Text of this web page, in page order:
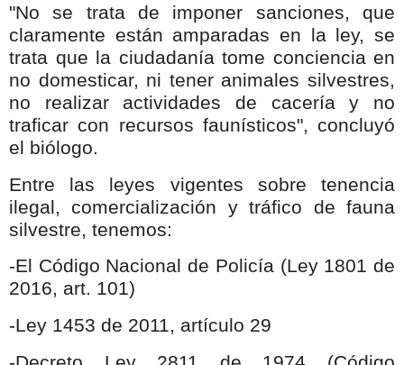
"No se trata de imponer sanciones, que
claramente están amparadas en la ley, se
trata que la ciudadanía tome conciencia en
no domesticar, ni tener animales silvestres,
no realizar actividades de cacería y no
traficar con recursos faunísticos", concluyó
el biólogo.
Entre las leyes vigentes sobre tenencia
ilegal, comercialización y tráfico de fauna
silvestre, tenemos:
-El Código Nacional de Policía (Ley 1801 de
2016, art. 101)
-Ley 1453 de 2011, artículo 29